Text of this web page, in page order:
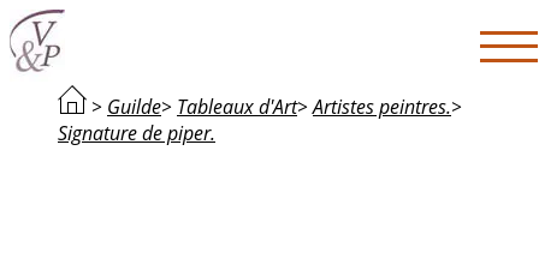
> Guilde> Tableaux d'Art>Artistes peintres.>
Signature de piper.